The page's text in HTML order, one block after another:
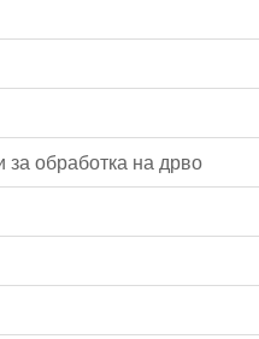
обработка на дрво